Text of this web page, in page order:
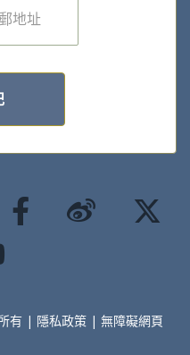
有 | 隱私政策 | 無障礙網頁